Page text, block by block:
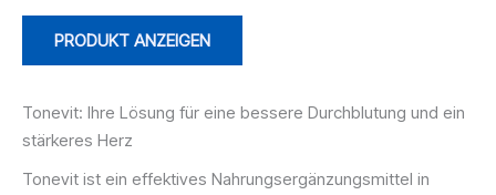
PRODUKT ANZEIGEN
Tonevit: Ihre Lösung für eine bessere Durchblutung und ein
stärkeres Herz
Tonevit ist ein effektives Nahrungsergänzungsmittel in